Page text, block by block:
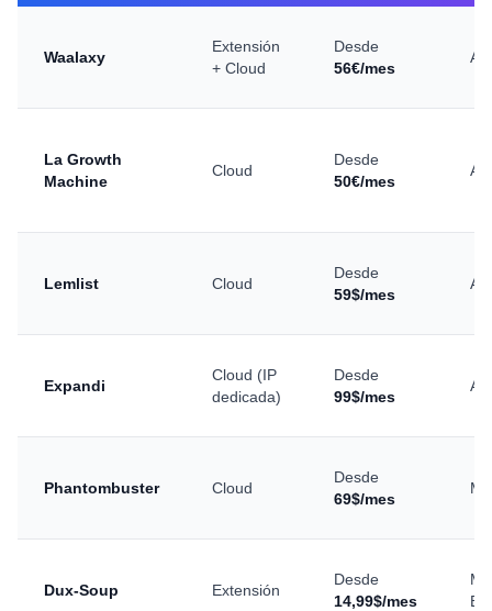
Waalaxy
Extensión
+ Cloud
Desde
56€/mes
La Growth
Machine
Cloud
Desde
50€/mes
Lemlist Cloud
Desde
59$/mes
Expandi
Cloud (IP
dedicada)
Desde
99$/mes
Phantombuster Cloud
Desde
69$/mes
Dux-Soup Extensión
Desde
14,99$/mes